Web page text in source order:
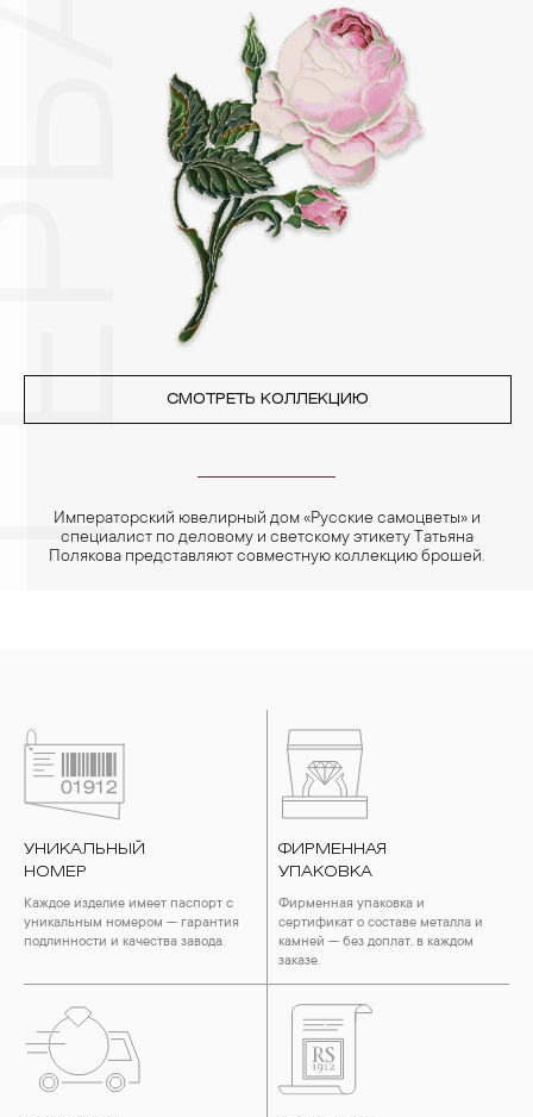
Изделия с бриллиантами необходимо хранить отдельно от
3. Ни в коем случае не храните украшения в ванной комнате.
Особенно беречь от воздействия влаги, необходимо
позолоченные изделия. Также высокую влажность плохо
переносят жемчуг, бирюза, малахит и янтарь.
4. Специалисты обычно рекомендуют чистить украшения не
реже одного раза в месяц, а также регулярно протирать их
фланелевой или замшевой салфеткой.
СМОТРЕТЬ КОЛЛЕКЦИЮ
Императорский ювелирный дом «Русские самоцветы» и
специалист по деловому и светскому этикету Татьяна
Полякова представляют совместную коллекцию брошей.
УНИКАЛЬНЫЙ
НОМЕР
Каждое изделие имеет паспорт с
уникальным номером — гарантия
подлинности и качества завода.
ФИРМЕННАЯ
УПАКОВКА
Фирменная упаковка и
сертификат о составе металла и
камней — без доплат, в каждом
заказе.